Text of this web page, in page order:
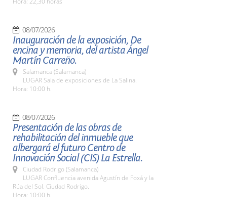
08/07/2026
Inauguración de la exposición, De
encina y memoria, del artista Ángel
Martín Carreño.
Salamanca (Salamanca)
LUGAR Sala de exposiciones de La Salina.
Hora: 10:00 h.
08/07/2026
Presentación de las obras de
rehabilitación del inmueble que
albergará el futuro Centro de
Innovación Social (CIS) La Estrella.
Ciudad Rodrigo (Salamanca)
LUGAR Confluencia avenida Agustín de Foxá y la
Rúa del Sol. Ciudad Rodrigo.
Hora: 10:00 h.